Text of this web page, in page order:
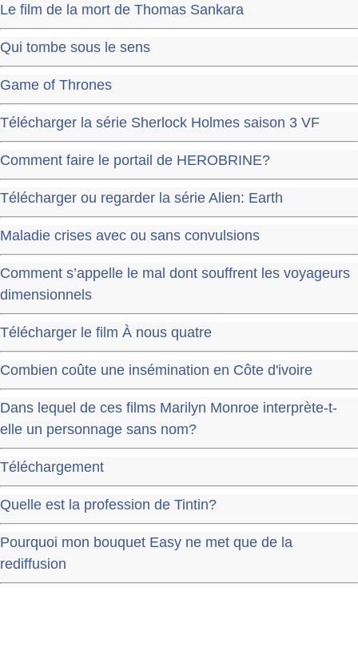
Le film de la mort de Thomas Sankara
Qui tombe sous le sens
Game of Thrones
Télécharger la série Sherlock Holmes saison 3 VF
Comment faire le portail de HEROBRINE?
Télécharger ou regarder la série Alien: Earth
Maladie crises avec ou sans convulsions
Comment s’appelle le mal dont souffrent les voyageurs
dimensionnels
Télécharger le film À nous quatre
Combien coûte une insémination en Côte d'ivoire
Dans lequel de ces films Marilyn Monroe interprète-t-
elle un personnage sans nom?
Téléchargement
Quelle est la profession de Tintin?
Pourquoi mon bouquet Easy ne met que de la
rediffusion